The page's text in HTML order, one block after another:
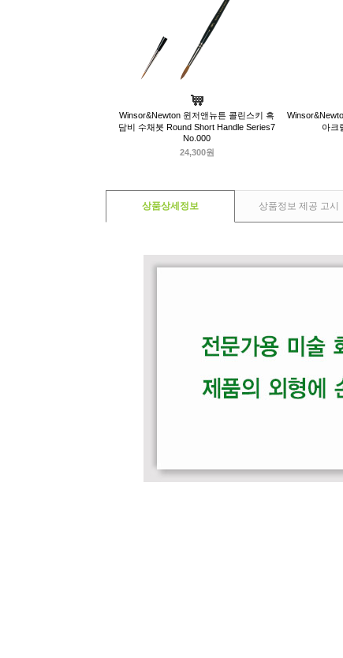
Winsor&Newton 윈저앤뉴튼 콜린스키 흑
담비 수채붓 Round Short Handle Series7
No.000
24,300원
아크
상품상세정보 상품정보 제공 고시